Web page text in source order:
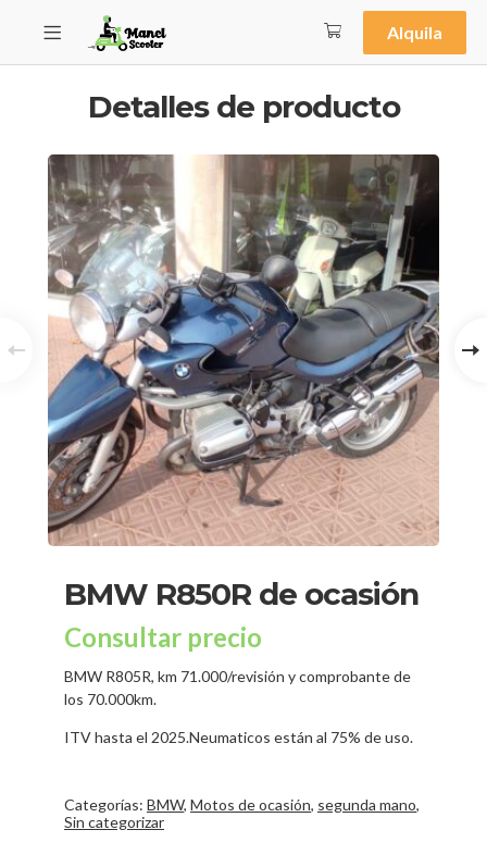
Alquila
Detalles de producto
BMW R850R de ocasión
Consultar precio
BMW R805R, km 71.000/revisión y comprobante de
los 70.000km.
ITV hasta el 2025.Neumaticos están al 75% de uso.
Categorías: BMW, Motos de ocasión, segunda mano,
Sin categorizar